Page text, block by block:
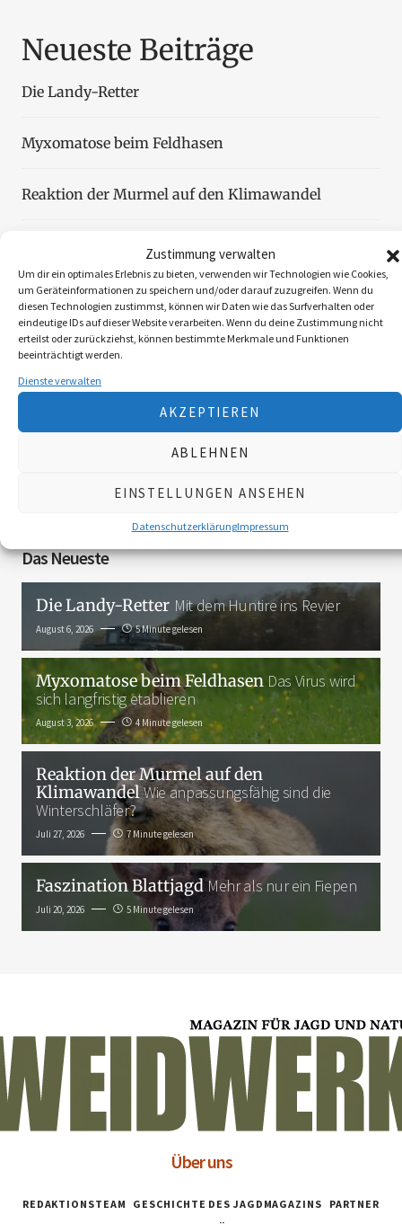
Zustimmung verwalten
Um dir ein optimales Erlebnis zu bieten, verwenden wir Technologien wie Cookies,
um Geräteinformationen zu speichern und/oder darauf zuzugreifen. Wenn du
diesen Technologien zustimmst, können wir Daten wie das Surfverhalten oder
eindeutige IDs auf dieser Website verarbeiten. Wenn du deine Zustimmung nicht
erteilst oder zurückziehst, können bestimmte Merkmale und Funktionen
beeinträchtigt werden.
Dienste verwalten
AKZEPTIEREN
ABLEHNEN
EINSTELLUNGEN ANSEHEN
DatenschutzerklärungImpressum
Neueste Beiträge
Die Landy-Retter
Myxomatose beim Feldhasen
Reaktion der Murmel auf den Klimawandel
Faszination Blattjagd
Wildzählung aus der Luft
Das Neueste
Die Landy-Retter Mit dem Huntire ins Revier
August 6, 2026 5 Minute gelesen
Myxomatose beim Feldhasen Das Virus wird
sich langfristig etablieren
August 3, 2026 4 Minute gelesen
Reaktion der Murmel auf den
KlimawandelWie anpassungsfähig sind die
Winterschläfer?
Juli 27, 2026 7 Minute gelesen
Faszination BlattjagdMehr als nur ein Fiepen
Juli 20, 2026 5 Minute gelesen
Über uns
REDAKTIONSTEAM GESCHICHTE DES JAGDMAGAZINS
PARTNER